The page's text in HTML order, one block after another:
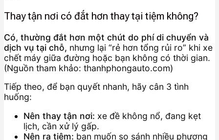
Thay tận nơi có đắt hơn thay tại tiệm không?
Có, thường đắt hơn một chút do phí di chuyển và
dịch vụ tại chỗ, nhưng lại “rẻ hơn tổng rủi ro” khi xe
chết máy giữa đường hoặc bạn không có thời gian.
(Nguồn tham khảo: thanhphongauto.com)
Tiếp theo, để bạn quyết nhanh, hãy cân 3 tình
huống:
Nên thay tận nơi: xe đề không nổ, đang kẹt
lịch, cần xử lý gấp.
Nên ra tiệm: bạn muốn so sánh nhiều phương